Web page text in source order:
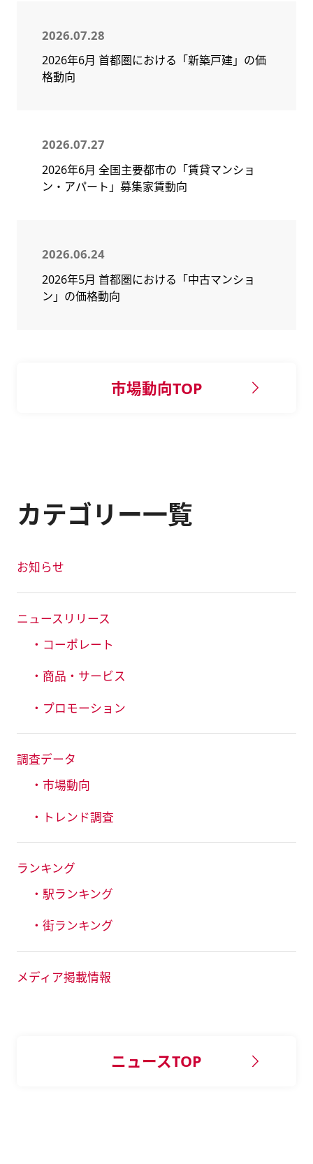
2026.07.28
2026年6月 首都圏における「新築戸建」の価
格動向
2026.07.27
2026年6月 全国主要都市の「賃貸マンショ
ン・アパート」募集家賃動向
2026.06.24
2026年5月 首都圏における「中古マンショ
ン」の価格動向
市場動向TOP
カテゴリー一覧
お知らせ
ニュースリリース
・コーポレート
・商品・サービス
・プロモーション
調査データ
・市場動向
・トレンド調査
ランキング
・駅ランキング
・街ランキング
メディア掲載情報
ニュースTOP